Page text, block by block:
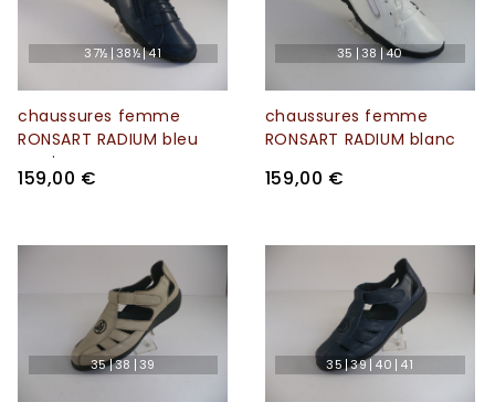
37½ 38½ 41
chaussures femme
RONSART RADIUM bleu
marine
159,00 €
35 38 40
chaussures femme
RONSART RADIUM blanc
159,00 €
35 38 39 35 39 40 41